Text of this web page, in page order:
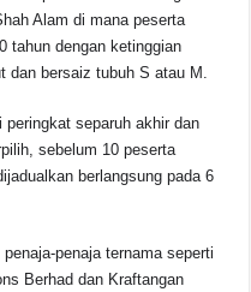
Alam di mana peserta
tahun dengan ketinggian
dan bersaiz tubuh S atau M.
separuh akhir dan
sebelum 10 peserta
berlangsung pada 6
penaja ternama seperti
Berhad dan Kraftangan